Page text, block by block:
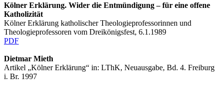
Kölner Erklärung. Wider die Entmündigung – für eine offene
Katholizität
Kölner Erklärung katholischer Theologieprofessorinnen und
Theologieprofessoren vom Dreikönigsfest, 6.1.1989
PDF
Dietmar Mieth
Artikel „Kölner Erklärung“ in: LThK, Neuausgabe, Bd. 4. Freiburg
i. Br. 1997